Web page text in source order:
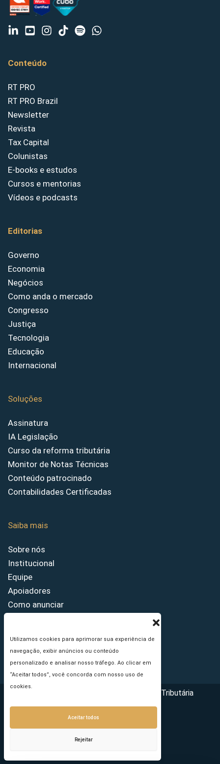
Utilizamos cookies para aprimorar sua experiência de
navegação, exibir anúncios ou conteúdo
personalizado e analisar nosso tráfego. Ao clicar em
“Aceitar todos”, você concorda com nosso uso de
cookies.
Aceitar todos
Rejeitar
Conteúdo
RT PRO
RT PRO Brazil
Newsletter
Revista
Tax Capital
Colunistas
E-books e estudos
Cursos e mentorias
Vídeos e podcasts
Editorias
Governo
Economia
Negócios
Como anda o mercado
Congresso
Justiça
Tecnologia
Educação
Internacional
Soluções
Assinatura
IA Legislação
Curso da reforma tributária
Monitor de Notas Técnicas
Conteúdo patrocinado
Contabilidades Certificadas
Saiba mais
Sobre nós
Institucional
Equipe
Apoiadores
Como anunciar
Princípios Editoriais
Copyright © 2026 - Portal da Reforma Tributária